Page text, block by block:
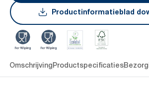
Productinformatieblad
OmschrijvingProductspecificaties